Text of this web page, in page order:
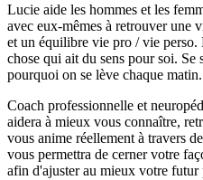
Lucie aide les hommes et les
avec eux-mêmes à retrouver une
et un équilibre vie pro / vie perso.
chose qui ait du sens pour soi.
pourquoi on se lève chaque matin.
Coach professionnelle et
aidera à mieux vous connaître,
vous anime réellement à travers
vous permettra de cerner votre
afin d'ajuster au mieux votre futur